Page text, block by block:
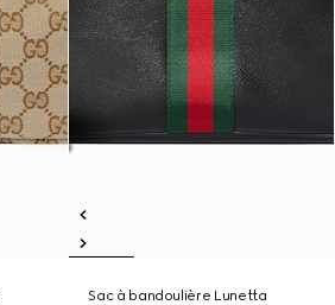
Sac à bandoulière Lunetta